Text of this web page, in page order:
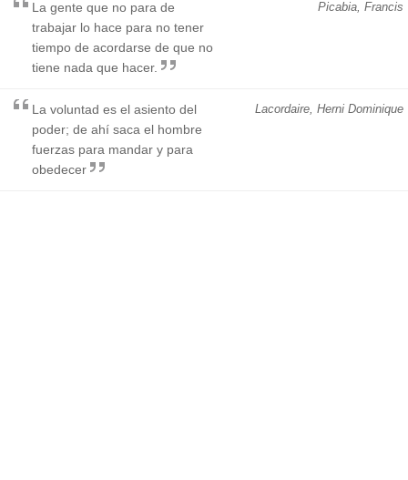
Picabia, Francis
La gente que no para de
trabajar lo hace para no tener
tiempo de acordarse de que no
tiene nada que hacer.
Lacordaire, Herni Dominique
La voluntad es el asiento del
poder; de ahí saca el hombre
fuerzas para mandar y para
obedecer